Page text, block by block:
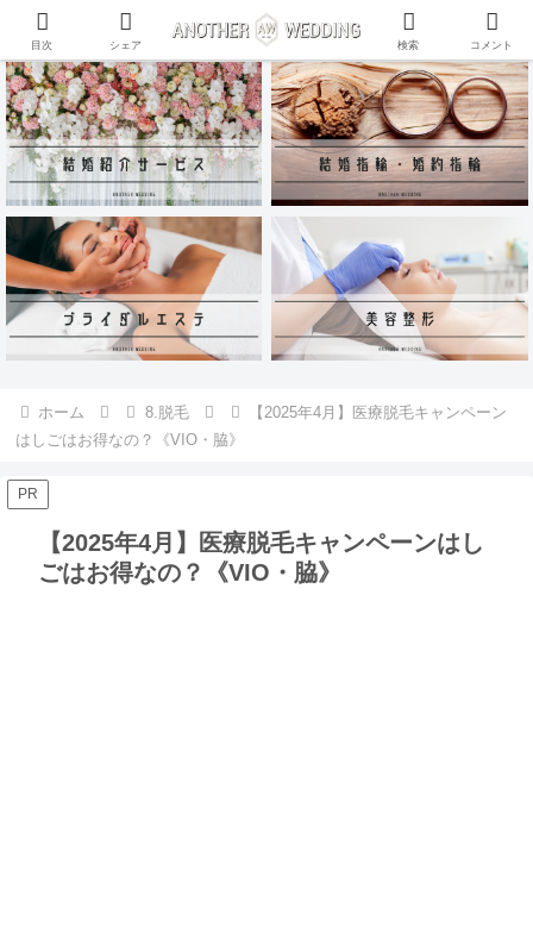
ANOTHER WEDDING~RING~のInstagramアカウントがリリース♪
ホーム 8.脱毛
【2025年4月】医療脱毛キャンペーン
はしごはお得なの？《VIO・脇》
PR
【2025年4月】医療脱毛キャンペーンはし
ごはお得なの？《VIO・脇》
目次 シェア 検索 コメント